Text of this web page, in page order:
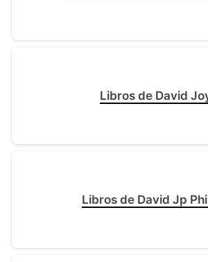
Libros de David
Libros de David Jp